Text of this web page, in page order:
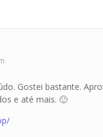
Gostei bastante.
e até mais. 🙂